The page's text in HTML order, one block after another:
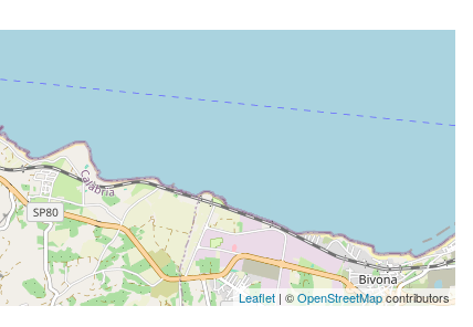
Leaflet | ©OpenStreetMapcontributors